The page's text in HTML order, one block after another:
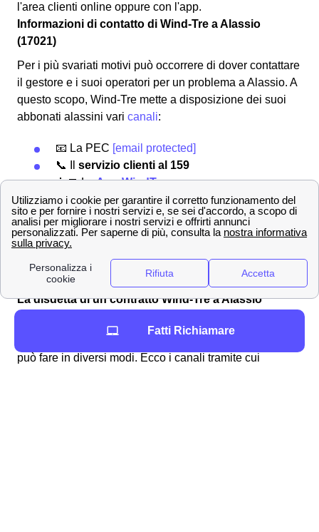
l'area clienti online oppure con l'app.
Informazioni di contatto di Wind-Tre a Alassio
(17021)
Per i più svariati motivi può occorrere di dover contattare
il gestore e i suoi operatori per un problema a Alassio. A
questo scopo, Wind-Tre mette a disposizione dei suoi
abbonati alassini vari canali:
📧 La PEC [email protected]
📞 Il servizio clienti al 159
👨‍💻 LaApp WindTre
📍 Ipunti Wind-Trea Alassio
☎ Il N° verde all'800 900 134
✈️ WindTre dall'estero +39 320 500 0200
Per maggiori informazioni sui contratti windtre a Alassio
puoi controllare
pagina
La disdetta di un contratto Wind-Tre a Alassio
Devi disdire un abbonamento a Wind Tre a Alassio?
può fare in diversi modi. Ecco i canali tramite cui
Fatti Richiamare